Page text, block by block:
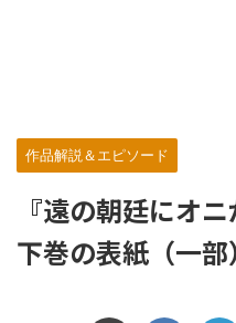
作品解説＆エピソード
『遠の朝廷にオ
下巻の表紙（一部